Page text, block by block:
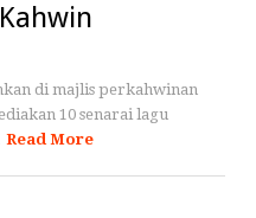
di majlis perkahwinan
10 senarai lagu
Read More